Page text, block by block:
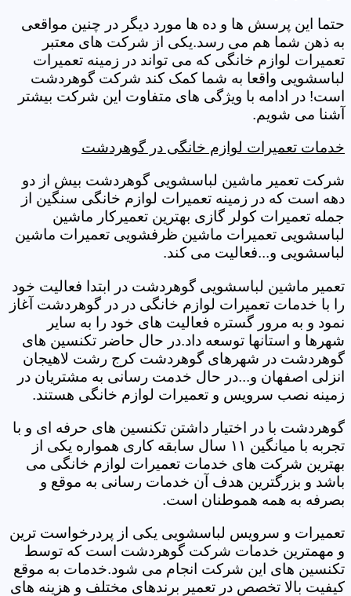
حتما این پرسش ها و ده ها مورد دیگر در چنین مواقعی
به ذهن شما هم می رسد.یکی از شرکت های معتبر
تعمیرات لوازم خانگی که می تواند در زمینه تعمیرات
لباسشویی واقعا به شما کمک کند شرکت گوهردشت
است! در ادامه با ویژگی های متفاوت این شرکت بیشتر
آشنا می شویم.
خدمات تعمیرات لوازم خانگی در گوهردشت
شرکت تعمیر ماشین لباسشویی گوهردشت بیش از دو
دهه است که در زمینه تعمیرات لوازم خانگی سنگین از
جمله تعمیرات کولر گازی بهترین تعمیرکار ماشین
لباسشویی تعمیرات ماشین ظرفشویی تعمیرات ماشین
لباسشویی و...فعالیت می کند.
تعمیر ماشین لباسشویی گوهردشت در ابتدا فعالیت خود
را با خدمات تعمیرات لوازم خانگی در در گوهردشت آغاز
نمود و به مرور گستره فعالیت های خود را به سایر
شهرها و استانها توسعه داد.در حال حاضر تکنسین های
گوهردشت در شهرهای گوهردشت کرج رشت لاهیجان
انزلی اصفهان و...در حال خدمت رسانی به مشتریان در
زمینه نصب سرویس و تعمیرات لوازم خانگی هستند.
گوهردشت با در اختیار داشتن تکنسین های حرفه ای و با
تجربه با میانگین ۱۱ سال سابقه کاری همواره یکی از
بهترین شرکت های خدمات تعمیرات لوازم خانگی می
باشد و بزرگترین هدف آن خدمات رسانی به موقع و
بصرفه به همه هموطنان است.
تعمیرات و سرویس لباسشویی یکی از پردرخواست ترین
و مهمترین خدمات شرکت گوهردشت است که توسط
تکنسین های این شرکت انجام می شود.خدمات به موقع
کیفیت بالا تخصص در تعمیر برندهای مختلف و هزینه های